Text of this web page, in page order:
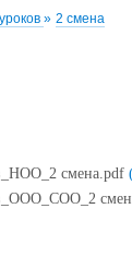
» 2 смена
смена.pdf